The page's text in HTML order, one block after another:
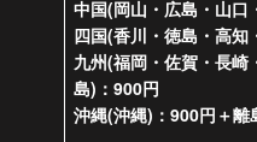
中国(岡山・広島・山口
四国(香川・徳島・高知
九州(福岡・佐賀・長
島)：900円
沖縄(沖縄)：900円＋離